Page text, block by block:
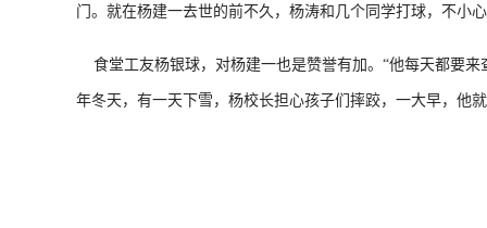
门。就在杨建一去世的前不久，杨涛和几个同学打球，不小
食堂工友杨银球，对杨建一也是赞誉有加。“他每天都要来
年冬天，有一天下雪，杨校长担心孩子们摔跤，一大早，他